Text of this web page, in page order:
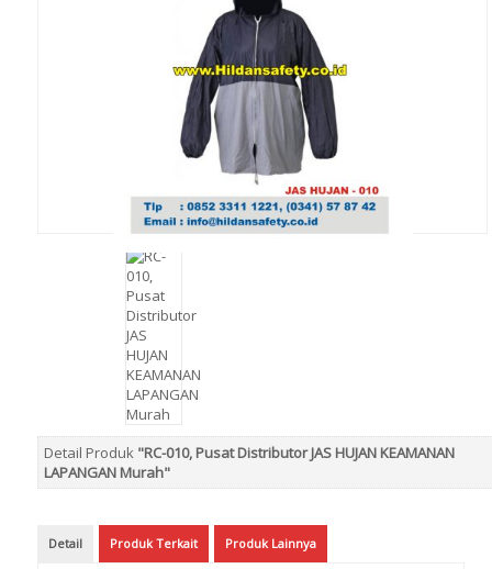
Detail Produk "RC-010, Pusat Distributor JAS HUJAN KEAMANAN
LAPANGAN Murah"
Detail Produk Terkait Produk Lainnya